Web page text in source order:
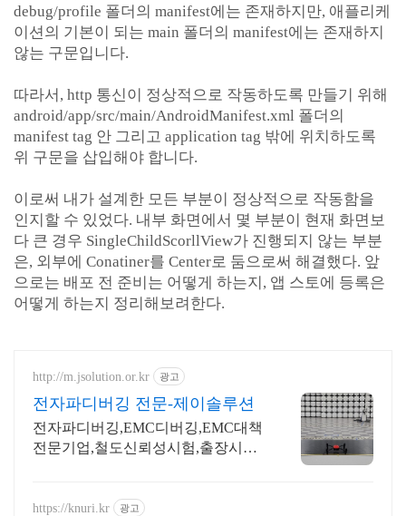
debug/profile 폴더의 manifest에는 존재하지만, 애플리케
이션의 기본이 되는 main 폴더의 manifest에는 존재하지
않는 구문입니다.
따라서, http 통신이 정상적으로 작동하도록 만들기 위해
android/app/src/main/AndroidManifest.xml 폴더의
manifest tag 안 그리고 application tag 밖에 위치하도록
위 구문을 삽입해야 합니다.
이로써 내가 설계한 모든 부분이 정상적으로 작동함을
인지할 수 있었다. 내부 화면에서 몇 부분이 현재 화면보
다 큰 경우 SingleChildScorllView가 진행되지 않는 부분
은, 외부에 Conatiner를 Center로 둠으로써 해결했다. 앞
으로는 배포 전 준비는 어떻게 하는지, 앱 스토에 등록은
어떻게 하는지 정리해보려한다.
http://m.jsolution.or.kr 광고
전자파디버깅 전문-제이솔루션
전자파디버깅,EMC디버깅,EMC대책
전문기업,철도신뢰성시험,출장시험,
평가,CE,FCC
https://knuri.kr 광고